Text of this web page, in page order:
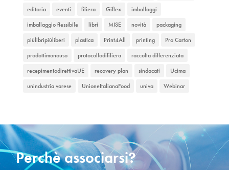
editoria
eventi filiera Giflex
imballaggi
imballaggio flessibile
libri MISE novità
packaging
piùlibripiùliberi
plastica Print4All printing
Pro Carton
prodottimonouso
protocollodifiliera
raccolta differenziata
recepimentodirettivaUE
recovery plan sindacati
Ucima
unindustria varese
UnioneItalianaFood univa Webinar
Perchè associarsi?